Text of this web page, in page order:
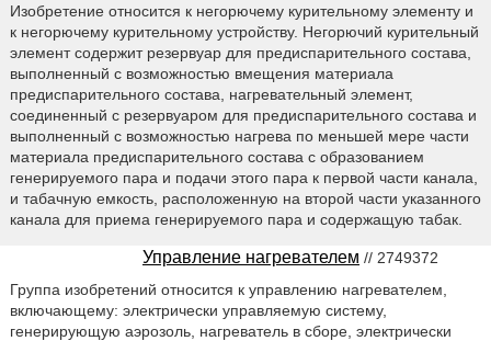
Изобретение относится к негорючему курительному элементу и
к негорючему курительному устройству. Негорючий курительный
элемент содержит резервуар для предиспарительного состава,
выполненный с возможностью вмещения материала
предиспарительного состава, нагревательный элемент,
соединенный с резервуаром для предиспарительного состава и
выполненный с возможностью нагрева по меньшей мере части
материала предиспарительного состава с образованием
генерируемого пара и подачи этого пара к первой части канала,
и табачную емкость, расположенную на второй части указанного
канала для приема генерируемого пара и содержащую табак.
Управление нагревателем // 2749372
Группа изобретений относится к управлению нагревателем,
включающему: электрически управляемую систему,
генерирующую аэрозоль, нагреватель в сборе, электрически